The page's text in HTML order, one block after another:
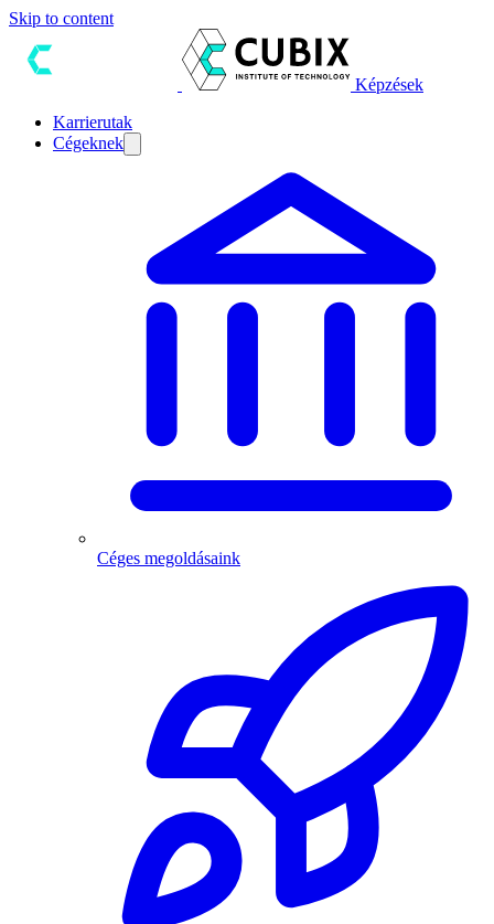
Skip to content
Képzések
Karrierutak
Cégeknek
Céges megoldásaink